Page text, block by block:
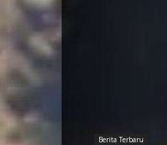
Berita Terbaru